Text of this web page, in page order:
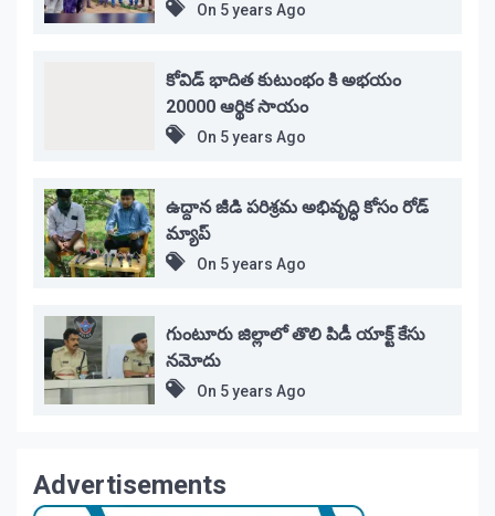
On 5 years Ago
కోవిడ్ భాదిత కుటుంభం కి అభయం
20000 ఆర్థిక సాయం
On 5 years Ago
ఉద్దాన జీడి పరిశ్రమ అభివృద్ధి కోసం రోడ్
మ్యాప్
On 5 years Ago
గుంటూరు జిల్లాలో తొలి పిడీ యాక్ట్ కేసు
నమోదు
On 5 years Ago
Advertisements